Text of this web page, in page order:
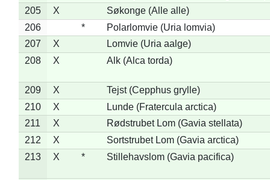
205
X
Søkonge (Alle alle)
206
*
Polarlomvie (Uria lomvia)
207
X
Lomvie (Uria aalge)
208
X Alk (Alca torda)
209 X
Tejst (Cepphus grylle)
210
X
Lunde (Fratercula arctica)
211
X
Rødstrubet Lom (Gavia stellata)
212
X
Sortstrubet Lom (Gavia arctica)
213
X * Stillehavslom (Gavia pacifica)